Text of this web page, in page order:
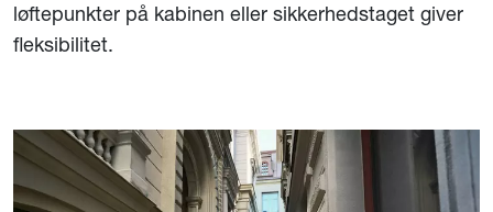
løftepunkter på kabinen eller sikkerhedstaget giver
fleksibilitet.